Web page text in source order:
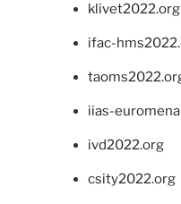
klivet2022.org
ifac-
iias-
ivd2022.org
csity2022.org